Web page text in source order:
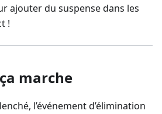
ajouter du suspense dans les
!
marche
l’événement d’élimination